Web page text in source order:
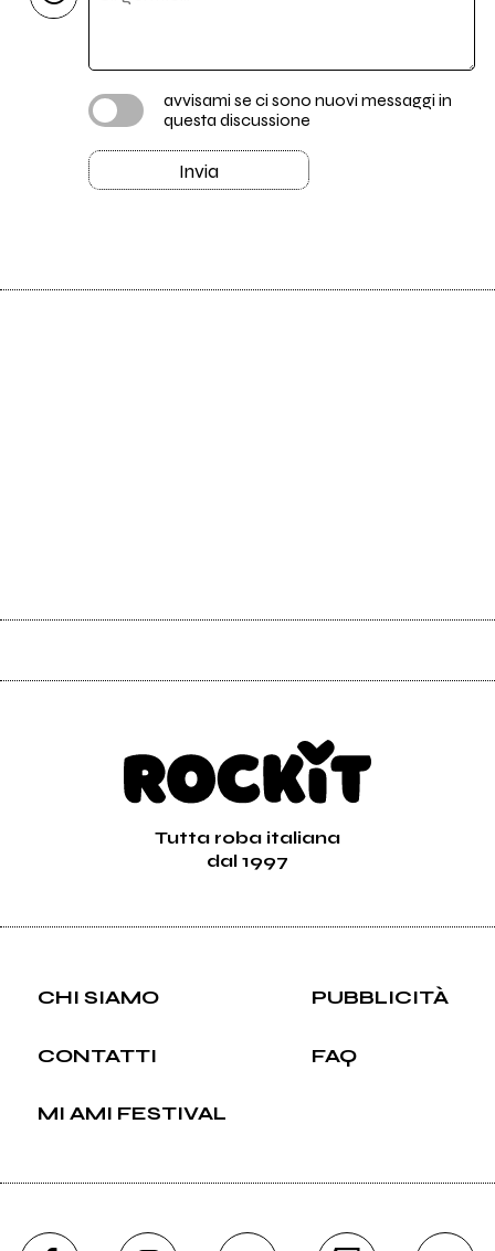
avvisami se ci sono nuovi messaggi in
questa discussione
Invia
Tutta roba italiana
dal 1997
CHI SIAMO PUBBLICITÀ
CONTATTI FAQ
MI AMI FESTIVAL